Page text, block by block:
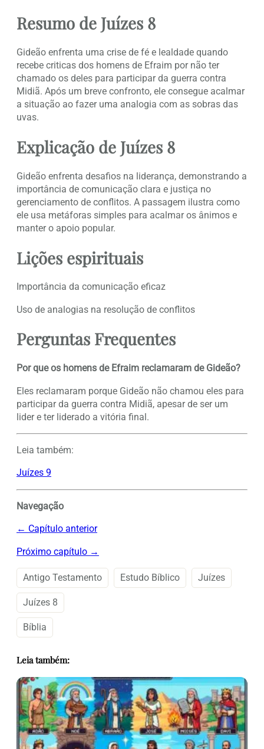
Resumo de Juízes 8
Gideão enfrenta uma crise de fé e lealdade quando
recebe criticas dos homens de Efraim por não ter
chamado os deles para participar da guerra contra
Midiã. Após um breve confronto, ele consegue acalmar
a situação ao fazer uma analogia com as sobras das
uvas.
Explicação de Juízes 8
Gideão enfrenta desafios na liderança, demonstrando a
importância de comunicação clara e justiça no
gerenciamento de conflitos. A passagem ilustra como
ele usa metáforas simples para acalmar os ânimos e
manter o apoio popular.
Lições espirituais
Importância da comunicação eficaz
Uso de analogias na resolução de conflitos
Perguntas Frequentes
Por que os homens de Efraim reclamaram de Gideão?
Eles reclamaram porque Gideão não chamou eles para
participar da guerra contra Midiã, apesar de ser um
lider e ter liderado a vitória final.
Leia também:
Juízes 9
Navegação
← Capítulo anterior
Próximo capítulo →
Antigo Testamento Estudo Bíblico Juízes
Juízes 8
Bíblia
Leia também: